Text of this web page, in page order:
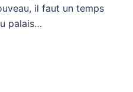
il faut un temps
palais…